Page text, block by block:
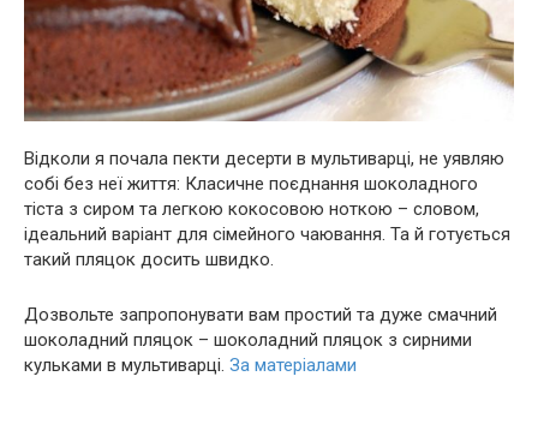
Відколи я почала пекти десерти в мультиварці, не уявляю
собі без неї життя: Класичне поєднання шоколадного
тіста з сиром та легкою кокосовою ноткою – словом,
ідеальний варіант для сімейного чаювання. Та й готується
такий пляцок досить швидко.
Дозвольте запропонувати вам простий та дуже смачний
шоколадний пляцок – шоколадний пляцок з сирними
кульками в мультиварці. За матеріалами